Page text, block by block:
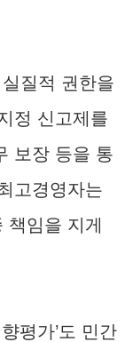
질적 권한을
정 신고제를
보장 등을 통
고경영자는
임을 지게
평가’도 민간